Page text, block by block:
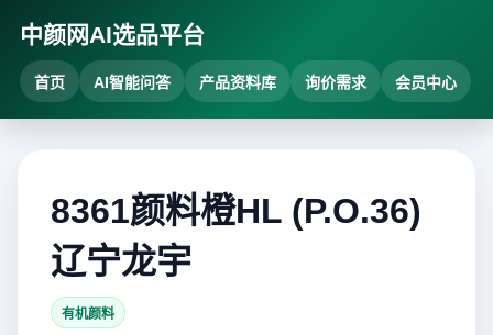
中颜网AI选品平台
首页 AI智能问答 产品资料库 询价需求 会员中心
8361颜料橙HL (P.O.36)
辽宁龙宇
有机颜料